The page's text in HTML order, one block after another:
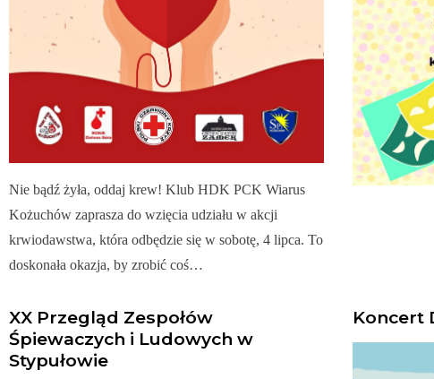
Nie bądź żyła, oddaj krew! Klub HDK PCK Wiarus
Kożuchów zaprasza do wzięcia udziału w akcji
krwiodawstwa, która odbędzie się w sobotę, 4 lipca. To
doskonała okazja, by zrobić coś…
XX Przegląd Zespołów
Śpiewaczych i Ludowych w
Stypułowie
Koncert